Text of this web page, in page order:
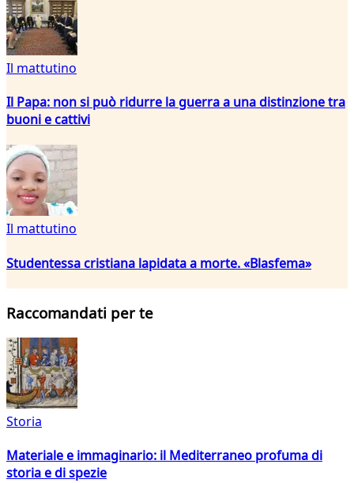
Il mattutino
Il Papa: non si può ridurre la guerra a una distinzione tra
buoni e cattivi
Il mattutino
Studentessa cristiana lapidata a morte. «Blasfema»
Raccomandati per te
Storia
Materiale e immaginario: il Mediterraneo profuma di
storia e di spezie